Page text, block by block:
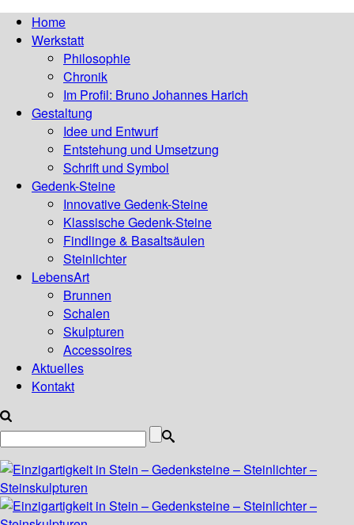
Home
Werkstatt
Philosophie
Chronik
Im Profil: Bruno Johannes Harich
Gestaltung
Idee und Entwurf
Entstehung und Umsetzung
Schrift und Symbol
Gedenk-Steine
Innovative Gedenk-Steine
Klassische Gedenk-Steine
Findlinge & Basaltsäulen
Steinlichter
LebensArt
Brunnen
Schalen
Skulpturen
Accessoires
Aktuelles
Kontakt